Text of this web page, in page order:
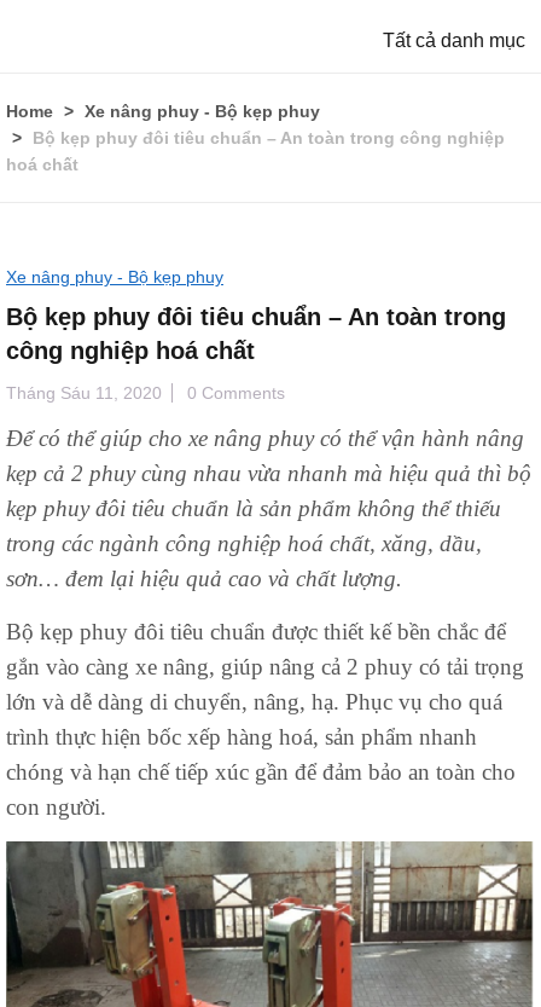
Tất cả danh mục
Home
Xe nâng phuy - Bộ kẹp phuy
Bộ kẹp phuy đôi tiêu chuẩn – An toàn trong công nghiệp
hoá chất
Xe nâng phuy - Bộ kẹp phuy
Bộ kẹp phuy đôi tiêu chuẩn – An toàn trong
công nghiệp hoá chất
Tháng Sáu 11, 2020 0 Comments
Để có thể giúp cho xe nâng phuy có thể vận hành nâng
kẹp cả 2 phuy cùng nhau vừa nhanh mà hiệu quả thì bộ
kẹp phuy đôi tiêu chuẩn là sản phẩm không thể thiếu
trong các ngành công nghiệp hoá chất, xăng, dầu,
sơn… đem lại hiệu quả cao và chất lượng.
Bộ kẹp phuy đôi tiêu chuẩn được thiết kế bền chắc để
gắn vào càng xe nâng, giúp nâng cả 2 phuy có tải trọng
lớn và dễ dàng di chuyển, nâng, hạ. Phục vụ cho quá
trình thực hiện bốc xếp hàng hoá, sản phẩm nhanh
chóng và hạn chế tiếp xúc gần để đảm bảo an toàn cho
con người.